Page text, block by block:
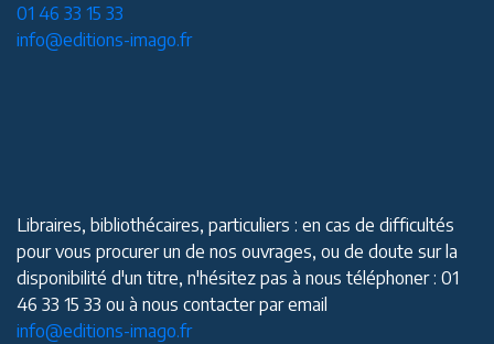
01 46 33 15 33
info@editions-imago.fr
Libraires, bibliothécaires, particuliers : en cas de difficultés
pour vous procurer un de nos ouvrages, ou de doute sur la
disponibilité d'un titre, n'hésitez pas à nous téléphoner : 01
46 33 15 33 ou à nous contacter par email
info@editions-imago.fr